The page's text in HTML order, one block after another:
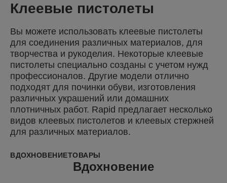
Клеевые пистолеты
Вы можете использовать клеевые пистолеты
для соединения различных материалов, для
творчества и рукоделия. Некоторые клеевые
пистолеты специально созданы с учетом нужд
профессионалов. Другие модели отлично
подходят для починки обуви, изготовления
различных украшений или домашних
плотничных работ. Rapid предлагает несколько
видов клеевых пистолетов и клеевых стержней
для различных материалов.
ВДОХНОВЕНИЕТОВАРЫ
Вдохновение